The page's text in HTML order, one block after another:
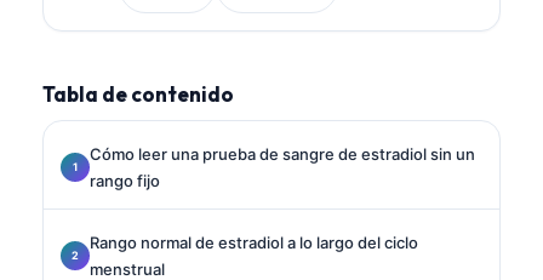
Clínica, se especializa en análisis de paneles
Tabla de contenido
Cómo leer una prueba de sangre de estradiol sin un
rango fijo
Rango normal de estradiol a lo largo del ciclo
menstrual